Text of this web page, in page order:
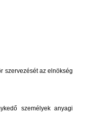
szervezését az elnökség
személyek anyagi